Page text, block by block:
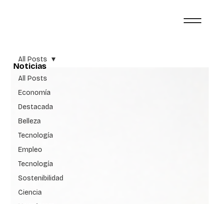
All Posts
Economía
Destacada
Belleza
Tecnología
Empleo
Tecnología
Sostenibilidad
Ciencia
All Posts
Noticias